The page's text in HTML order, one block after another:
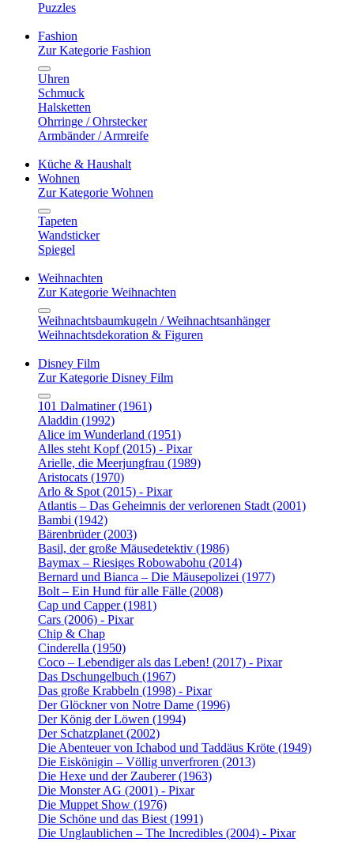
Puzzles
Fashion
Zur Kategorie Fashion
Uhren
Schmuck
Halsketten
Ohrringe / Ohrstecker
Armbänder / Armreife
Küche & Haushalt
Wohnen
Zur Kategorie Wohnen
Tapeten
Wandsticker
Spiegel
Weihnachten
Zur Kategorie Weihnachten
Weihnachtsbaumkugeln / Weihnachtsanhänger
Weihnachtsdekoration & Figuren
Disney Film
Zur Kategorie Disney Film
101 Dalmatiner (1961)
Aladdin (1992)
Alice im Wunderland (1951)
Alles steht Kopf (2015) - Pixar
Arielle, die Meerjungfrau (1989)
Aristocats (1970)
Arlo & Spot (2015) - Pixar
Atlantis – Das Geheimnis der verlorenen Stadt (2001)
Bambi (1942)
Bärenbrüder (2003)
Basil, der große Mäusedetektiv (1986)
Baymax – Riesiges Robowabohu (2014)
Bernard und Bianca – Die Mäusepolizei (1977)
Bolt – Ein Hund für alle Fälle (2008)
Cap und Capper (1981)
Cars (2006) - Pixar
Chip & Chap
Cinderella (1950)
Coco – Lebendiger als das Leben! (2017) - Pixar
Das Dschungelbuch (1967)
Das große Krabbeln (1998) - Pixar
Der Glöckner von Notre Dame (1996)
Der König der Löwen (1994)
Der Schatzplanet (2002)
Die Abenteuer von Ichabod und Taddäus Kröte (1949)
Die Eiskönigin – Völlig unverfroren (2013)
Die Hexe und der Zauberer (1963)
Die Monster AG (2001) - Pixar
Die Muppet Show (1976)
Die Schöne und das Biest (1991)
Die Unglaublichen – The Incredibles (2004) - Pixar